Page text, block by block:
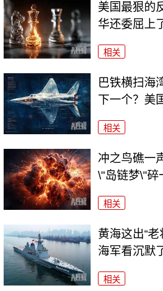
美国最狠的
华还委屈上
相关
巴铁横扫海
下一个？美
相关
冲之鸟礁一
\"岛链梦\"碎
相关
黄海这出“
海军看沉默
相关